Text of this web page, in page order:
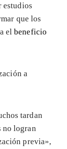
estudios
que los
elbeneficio
a
tardan
no logran
previa»,